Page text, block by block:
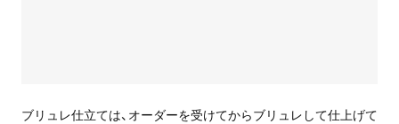
ブリュレ仕立ては、オーダーを受けてからブリュレして仕上げて